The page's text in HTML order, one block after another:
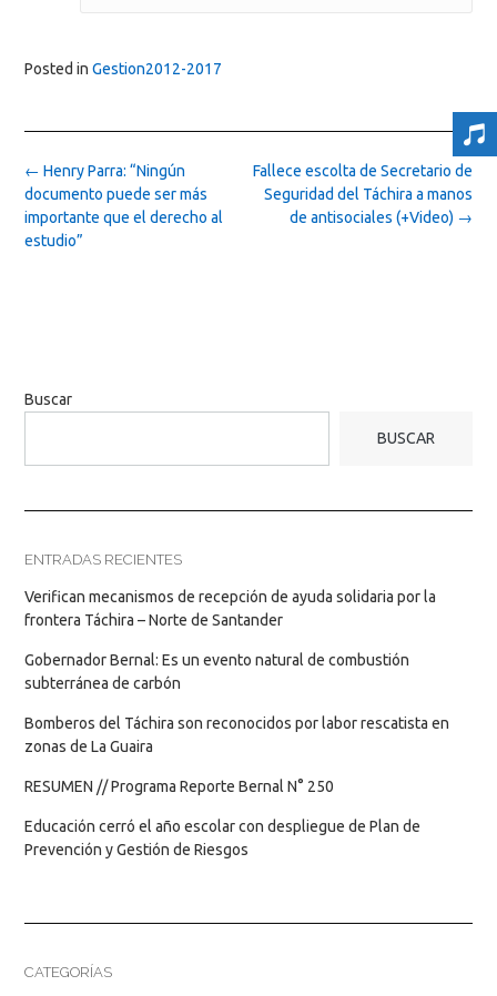
Posted in Gestion2012-2017
Post
navigation
Fallece escolta de Secretario de
Seguridad del Táchira a manos
de antisociales (+Video) →
← Henry Parra: “Ningún
documento puede ser más
importante que el derecho al
estudio”
Buscar
BUSCAR
ENTRADAS RECIENTES
Verifican mecanismos de recepción de ayuda solidaria por la
frontera Táchira – Norte de Santander
Gobernador Bernal: Es un evento natural de combustión
subterránea de carbón
Bomberos del Táchira son reconocidos por labor rescatista en
zonas de La Guaira
RESUMEN // Programa Reporte Bernal N° 250
Educación cerró el año escolar con despliegue de Plan de
Prevención y Gestión de Riesgos
CATEGORÍAS